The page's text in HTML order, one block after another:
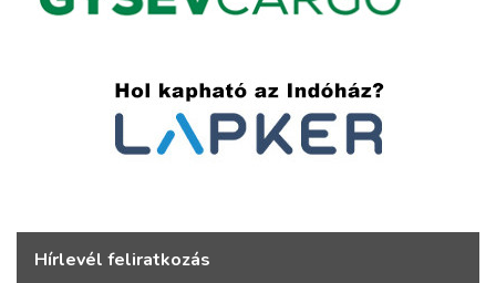
Hírlevél feliratkozás